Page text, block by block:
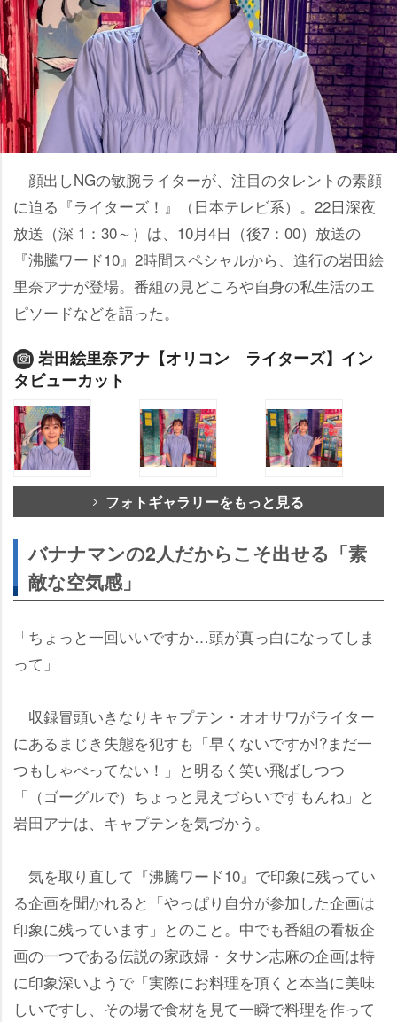
顔出しNGの敏腕ライターが、注目のタレントの素顔
に迫る『ライターズ！』（日本テレビ系）。22日深夜
放送（深 1：30～）は、10月4日（後7：00）放送の
『沸騰ワード10』2時間スペシャルから、進行の岩田絵
里奈アナが登場。番組の見どころや自身の私生活のエ
ピソードなどを語った。
田絵里奈アナ【オリコン ライターズ】イン
タビューカット
フォトギャラリーをもっと見る
バナナマンの2人だからこそ出せる「素
敵な空気感」
「ちょっと一回いいですか…頭が真っ白になってしま
って」
収録冒頭いきなりキャプテン・オオサワがライター
にあるまじき失態を犯すも「早くないですか!?まだ一
つもしゃべってない！」と明るく笑い飛ばしつつ
「（ゴーグルで）ちょっと見えづらいですもんね」と
田アナは、キャプテンを気づかう。
気を取り直して『沸騰ワード10』で印象に残ってい
る企画を聞かれると「やっぱり自分が参加した企画は
印象に残っています」とのこと。中でも番組の看板企
画の一つである伝説の家政婦・タサン志麻の企画は特
に印象深いようで「実際にお料理を頂くと本当に美味
しいですし、その場で食材を見て一瞬で料理を作って